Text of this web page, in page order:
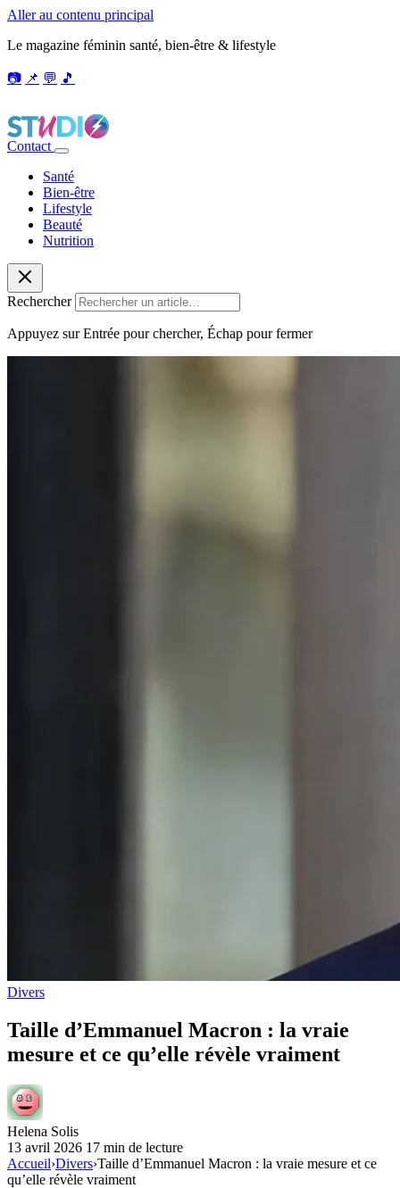
Aller au contenu principal
Le magazine féminin santé, bien-être & lifestyle
📷 📌 💬 🎵
Contact
Santé
Bien-être
Lifestyle
Beauté
Nutrition
Rechercher
Appuyez sur Entrée pour chercher, Échap pour fermer
Divers
Taille d’Emmanuel Macron : la vraie
mesure et ce qu’elle révèle vraiment
Helena Solis
13 avril 2026 17 min de lecture
Accueil›Divers›Taille d’Emmanuel Macron : la vraie mesure et ce
qu’elle révèle vraiment